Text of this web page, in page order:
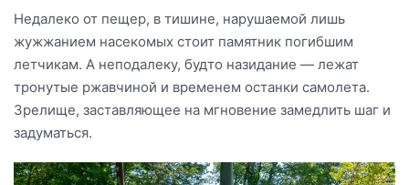
Недалеко от пещер, в тишине, нарушаемой лишь
жужжанием насекомых стоит памятник погибшим
летчикам. А неподалеку, будто назидание — лежат
тронутые ржавчиной и временем останки самолета.
Зрелище, заставляющее на мгновение замедлить шаг и
задуматься.